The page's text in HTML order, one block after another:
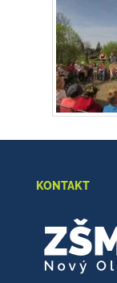
KONTAKT